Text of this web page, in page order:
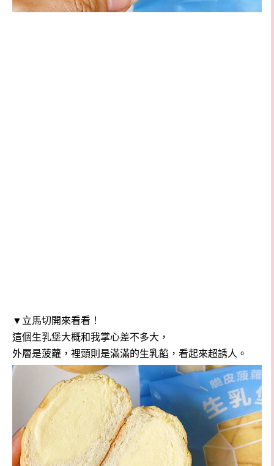
▼立馬切開來看看！
這個生乳堡大概和我掌心差不多大，
外層是菠蘿，裡頭則是滿滿的生乳餡，看起來超誘人。